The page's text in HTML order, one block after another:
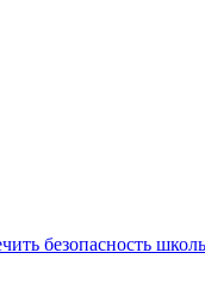
безопасность